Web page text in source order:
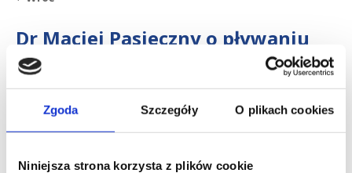
Zgoda Szczegóły O plikach cookies
Niniejsza strona korzysta z plików cookie
Dr Maciej Pasieczny o pływaniu
22 czerwca 2017
Podczas pływania pracują wszystkie grupy mięśniowe; jest
to świetny trening tlenowy dla osób chcących zredukować
Dodatkowo, w czasie pływania odciążone są stawy